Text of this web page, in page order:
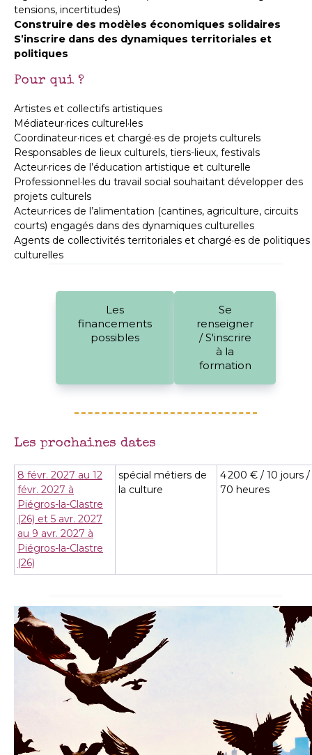
tensions, incertitudes)
Construire des modèles économiques solidaires
S’inscrire dans des dynamiques territoriales et
politiques
Pour qui ?
Artistes et collectifs artistiques
Médiateur·rices culturel·les
Coordinateur·rices et chargé·es de projets culturels
Responsables de lieux culturels, tiers-lieux, festivals
Acteur·rices de l’éducation artistique et culturelle
Professionnel·les du travail social souhaitant développer des
projets culturels
Acteur·rices de l’alimentation (cantines, agriculture, circuits
courts) engagés dans des dynamiques culturelles
Agents de collectivités territoriales et chargé·es de politiques
culturelles
Les
financements
possibles
Se
renseigner
/ S'inscrire
à la
formation
Les prochaines dates
8 févr. 2027 au 12
févr. 2027 à
Piégros-la-Clastre
(26) et 5 avr. 2027
au 9 avr. 2027 à
Piégros-la-Clastre
(26)
spécial métiers de
la culture
4 200 € / 10 jours /
70 heures